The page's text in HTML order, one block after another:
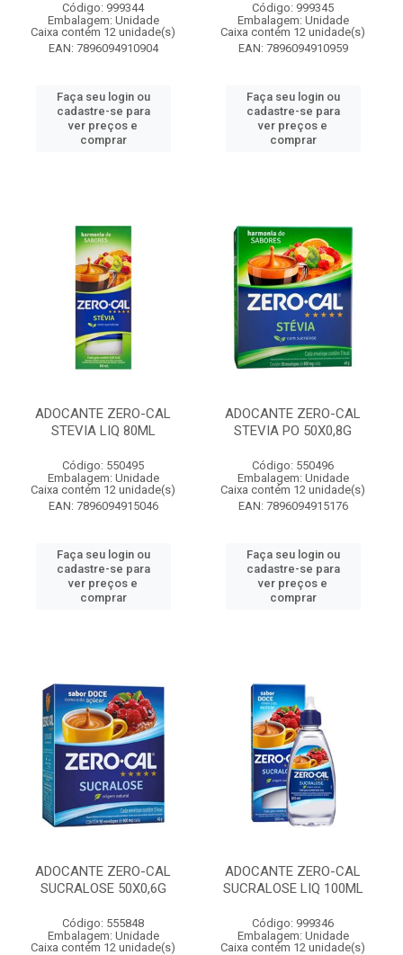
Código: 999344
Embalagem: Unidade
Caixa contém 12 unidade(s)
EAN: 7896094910904
Faça seu login ou
cadastre-se para
ver preços e
comprar
Código: 999345
Embalagem: Unidade
Caixa contém 12 unidade(s)
EAN: 7896094910959
Faça seu login ou
cadastre-se para
ver preços e
comprar
ADOCANTE ZERO-CAL
STEVIA LIQ 80ML
Código: 550495
Embalagem: Unidade
Caixa contém 12 unidade(s)
EAN: 7896094915046
Faça seu login ou
cadastre-se para
ver preços e
comprar
ADOCANTE ZERO-CAL
STEVIA PO 50X0,8G
Código: 550496
Embalagem: Unidade
Caixa contém 12 unidade(s)
EAN: 7896094915176
Faça seu login ou
cadastre-se para
ver preços e
comprar
ADOCANTE ZERO-CAL
SUCRALOSE 50X0,6G
Código: 555848
Embalagem: Unidade
Caixa contém 12 unidade(s)
ADOCANTE ZERO-CAL
SUCRALOSE LIQ 100ML
Código: 999346
Embalagem: Unidade
Caixa contém 12 unidade(s)